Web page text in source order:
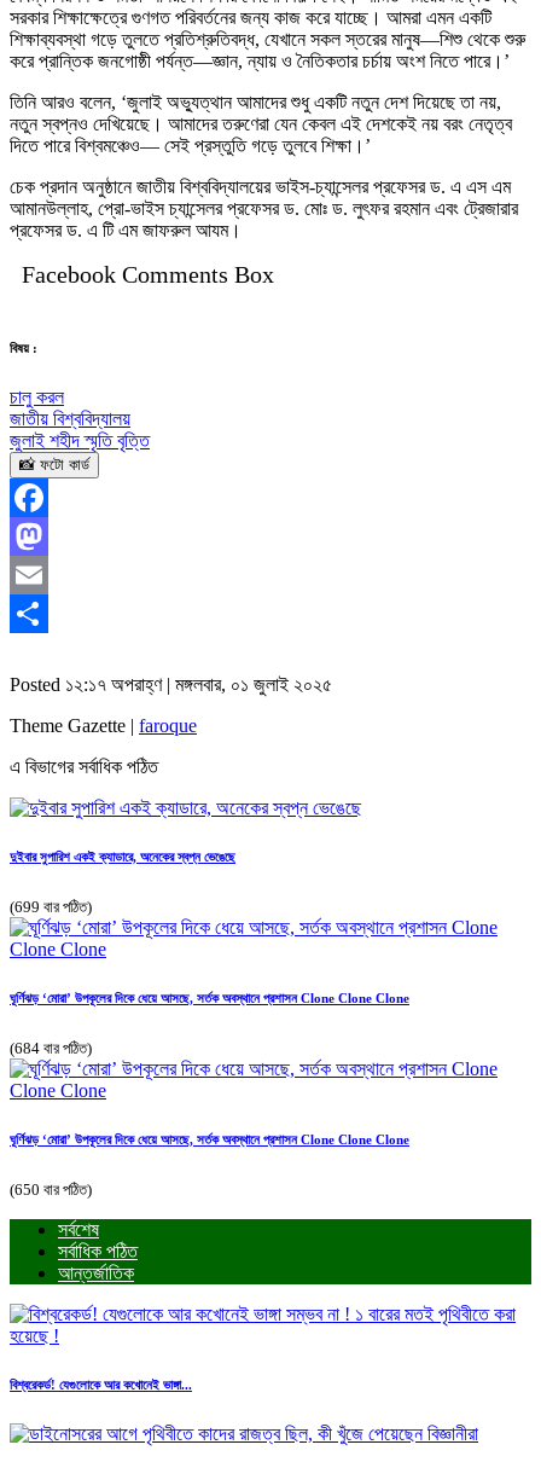
সরকার শিক্ষাক্ষেত্রে গুণগত পরিবর্তনের জন্য কাজ করে যাচ্ছে। আমরা এমন একটি
শিক্ষাব্যবস্থা গড়ে তুলতে প্রতিশ্রুতিবদ্ধ, যেখানে সকল স্তরের মানুষ—শিশু থেকে শুরু
করে প্রান্তিক জনগোষ্ঠী পর্যন্ত—জ্ঞান, ন্যায় ও নৈতিকতার চর্চায় অংশ নিতে পারে।’
তিনি আরও বলেন, ‘জুলাই অভ্যুত্থান আমাদের শুধু একটি নতুন দেশ দিয়েছে তা নয়,
নতুন স্বপ্নও দেখিয়েছে। আমাদের তরুণেরা যেন কেবল এই দেশকেই নয় বরং নেতৃত্ব
দিতে পারে বিশ্বমঞ্চেও— সেই প্রস্তুতি গড়ে তুলবে শিক্ষা।’
চেক প্রদান অনুষ্ঠানে জাতীয় বিশ্ববিদ্যালয়ের ভাইস-চ্যান্সেলর প্রফেসর ড. এ এস এম
আমানউল্লাহ, প্রো-ভাইস চ্যান্সেলর প্রফেসর ড. মোঃ ড. লুৎফর রহমান এবং ট্রেজারার
প্রফেসর ড. এ টি এম জাফরুল আযম।
Facebook Comments Box
বিষয় :
চালু করল
জাতীয় বিশ্ববিদ্যালয়
জুলাই শহীদ স্মৃতি বৃত্তি
📸 ফটো কার্ড
Facebook
Mastodon
Email
Posted ১২:১৭ অপরাহ্ণ | মঙ্গলবার, ০১ জুলাই ২০২৫
Theme Gazette | faroque
এ বিভাগের সর্বাধিক পঠিত
দুইবার সুপারিশ একই ক্যাডারে, অনেকের স্বপ্ন ভেঙেছে
(699 বার পঠিত)
ঘূর্ণিঝড় ‘মোরা’ উপকূলের দিকে ধেয়ে আসছে, সর্তক অবস্থানে প্রশাসন Clone Clone Clone
(684 বার পঠিত)
ঘূর্ণিঝড় ‘মোরা’ উপকূলের দিকে ধেয়ে আসছে, সর্তক অবস্থানে প্রশাসন Clone Clone Clone
(650 বার পঠিত)
সর্বশেষ
সর্বাধিক পঠিত
আন্তর্জাতিক
বিশ্বরেকর্ড! যেগুলোকে আর কখোনেই ভাঙ্গা...